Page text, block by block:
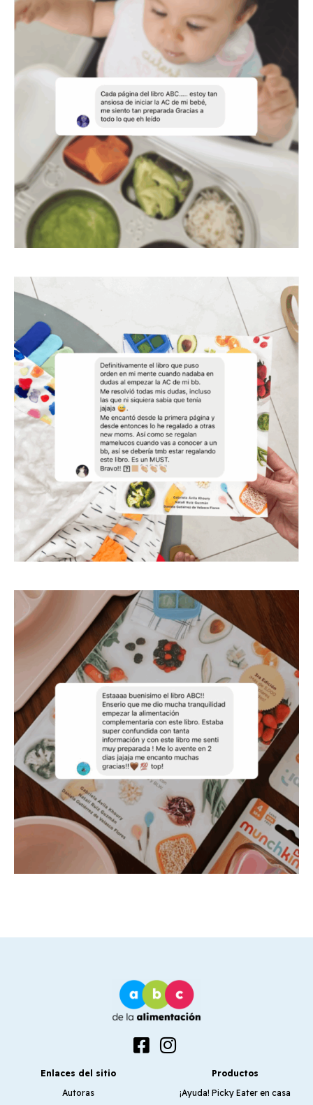
Enlaces del sitio
Autoras
Productos
¡Ayuda! Picky Eater en casa